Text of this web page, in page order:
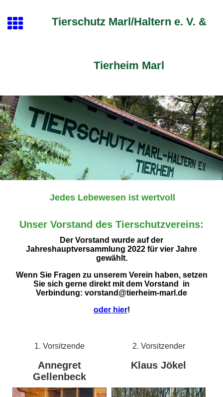
Tierschutz Marl/Haltern e. V. &
Tierheim Marl
Jedes Lebewesen ist wertvoll
Unser Vorstand des Tierschutzvereins:
Der Vorstand wurde auf der
Jahreshauptversammlung 2022 für vier Jahre
gewählt.
Wenn Sie Fragen zu unserem Verein haben, setzen
Sie sich gerne direkt mit dem Vorstand in
Verbindung: vorstand@tierheim-marl.de
oder hier!
1. Vorsitzende
Annegret
Gellenbeck
2. Vorsitzender
Klaus Jökel